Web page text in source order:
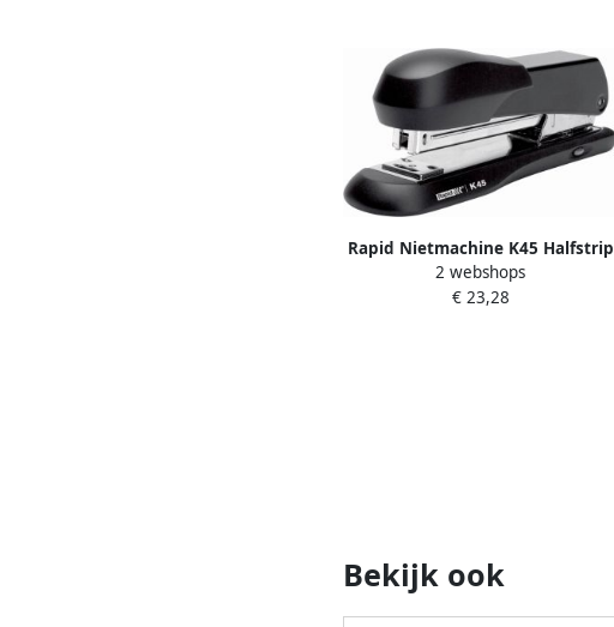
Rapid Nietmachine K45 Halfstrip
20vel 24 6 zwart
2 webshops
€ 23,28
Bekijk ook